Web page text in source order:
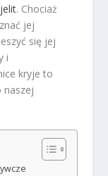
. Chociaż
jej
się jej
i
kryje to
naszej